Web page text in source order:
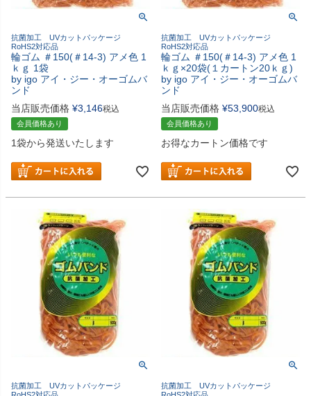
抗菌加工 UVカットパッケージ
RoHS2対応品
輪ゴム ＃150(＃14-3) アメ色 1
ｋｇ 1袋
by igo アイ・ジー・オーゴムバ
ンド
当店販売価格 ¥3,146税込
会員価格あり
1袋から発送いたします
抗菌加工 UVカットパッケージ
RoHS2対応品
輪ゴム ＃150(＃14-3) アメ色 1
ｋｇ×20袋(１カートン20ｋｇ)
by igo アイ・ジー・オーゴムバ
ンド
当店販売価格 ¥53,900税込
会員価格あり
お得なカートン価格です
抗菌加工 UVカットパッケージ
抗菌加工 UVカットパッケージ